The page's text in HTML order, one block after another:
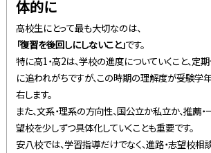
体的に
高校生にとって最も大切なのは、
「復習を後回しにしないこと」です。
特に高1・高2は、学校の進度についていくこと、定
に追われがちですが、この時期の理解度が受験学
右します。
また、文系・理系の方向性、国公立か私立か、推薦
望校を少しずつ具体化していくことも重要です。
安八校では、学習指導だけでなく、進路・志望校